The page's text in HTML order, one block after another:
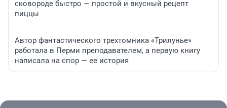
сковороде быстро — простой и вкусный рецепт
пиццы
Автор фантастического трехтомника «Трилунье»
работала в Перми преподавателем, а первую книгу
написала на спор — ее история